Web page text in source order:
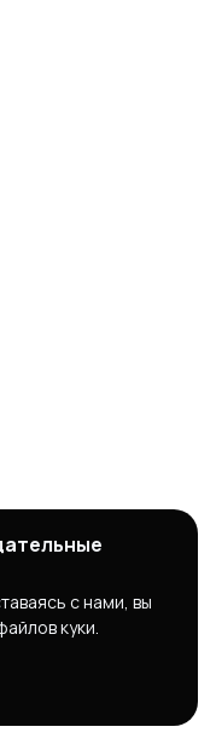
с нами, вы
куки.